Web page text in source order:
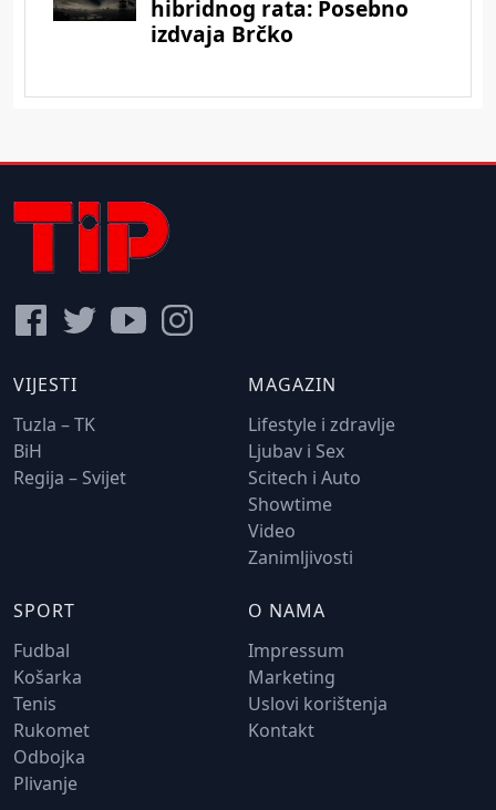
VIJESTI
Tuzla – TK
BiH
Regija – Svijet
MAGAZIN
Lifestyle i zdravlje
Ljubav i Sex
Scitech i Auto
Showtime
Video
Zanimljivosti
SPORT
Fudbal
Košarka
Tenis
Rukomet
Odbojka
Plivanje
O NAMA
Impressum
Marketing
Uslovi korištenja
Kontakt